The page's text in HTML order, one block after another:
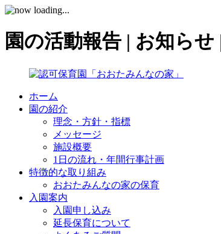
園の活動報告 | お知ら
ホーム
園の紹介
理念・方針・指標
メッセージ
施設概要
1日の流れ・年間行事計画
特徴的な取り組み
おおたみんなの家の保育
入園案内
入園申し込み
延長保育について